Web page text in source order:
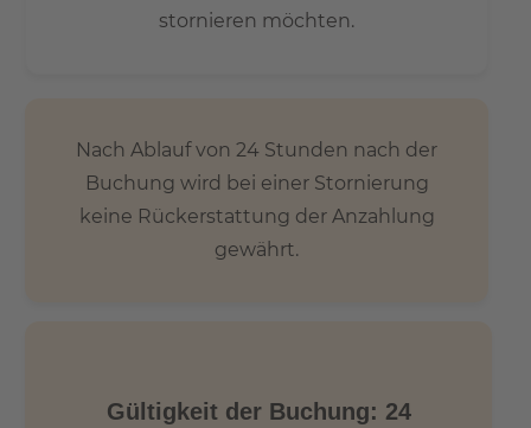
stornieren möchten.
Nach Ablauf von 24 Stunden nach der
Buchung wird bei einer Stornierung
keine Rückerstattung der Anzahlung
gewährt.
Gültigkeit der Buchung: 24